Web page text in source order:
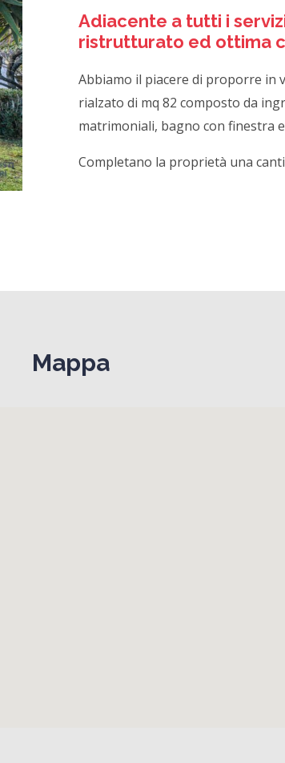
Adiacente a tutti i
ristrutturato ed ottima
Abbiamo il piacere di proporre in
rialzato di mq 82 composto da
matrimoniali, bagno con finestra
Completano la proprietà una
Mappa